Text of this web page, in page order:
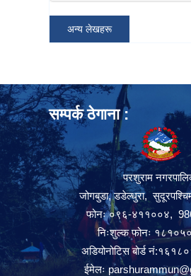
अन्य लेखहरू
सम्पर्क ठेगाना :
परशुराम
जोगबुडा, डडेल्धुरा,
फोनः ०९६-४११००४,
निःशुल्क फोनः
अडियोनोटिस बोर्ड
ईमेलः